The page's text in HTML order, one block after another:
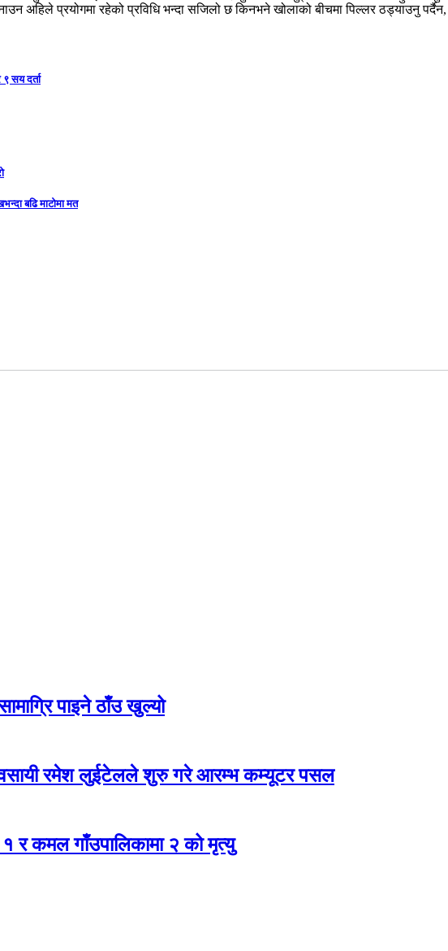
अहिले प्रयोगमा रहेको प्रविधि भन्दा सजिलो छ किनभने खोलाको बीचमा पिल्लर ठड्याउनु
९ सय दर्ता
बढि माटोमा मत
पाइने ठाँउ खुल्यो
रमेश लुईटेलले शुरु गरे आरम्भ कम्यूटर पसल
र कमल गाँउपालिकामा २ को मृत्यु